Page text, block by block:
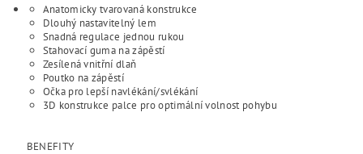
Anatomicky tvarovaná konstrukce
Dlouhý nastavitelný lem
Snadná regulace jednou rukou
Stahovací guma na zápěstí
Zesílená vnitřní dlaň
Poutko na zápěstí
Očka pro lepší navlékání/svlékání
3D konstrukce palce pro optimální volnost pohybu
BENEFITY